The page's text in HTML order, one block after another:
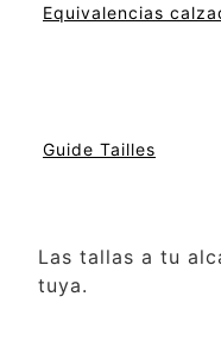
Equivalencias
Guide Tailles
Las tallas a tu
tuya.